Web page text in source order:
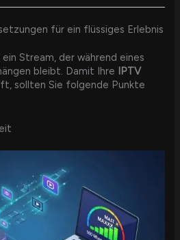
für ein flüssiges Erlebnis
Stream, der während eines
bleibt. Damit Ihre
IPTV
sollten Sie folgende Punkte